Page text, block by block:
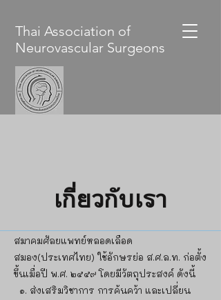
Thai Association of
Neurovascular Surgeons
เกี่ยวกับเรา
สมาคมศัลยแพทย์หลอดเลือด
สมอง(ประเทศไทย) ใช้อักษรย่อ ส.ศ.ล.ท. ก่อตั้ง
ขึ้นเมื่อปี พ.ศ. ๒๕๕๙ โดยมีวัตถุประสงค์ ดังนี้
๑. ส่งเสริมวิชาการ การค้นคว้า และเปลี่ยน